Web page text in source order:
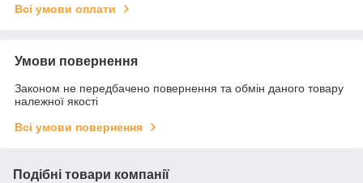
Всі умови оплати
Умови повернення
Законом не передбачено повернення та обмін даного товару
належної якості
Всі умови повернення
Подібні товари компанії